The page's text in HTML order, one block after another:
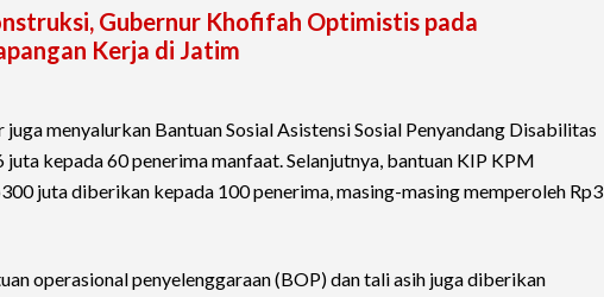
Gubernur Khofifah Optimistis pada
Kerja di Jatim
menyalurkan Bantuan Sosial Asistensi Sosial Penyandang Disabilitas
juta kepada 60 penerima manfaat. Selanjutnya, bantuan KIP KPM
juta diberikan kepada 100 penerima, masing-masing memperoleh Rp3
operasional penyelenggaraan (BOP) dan tali asih juga diberikan